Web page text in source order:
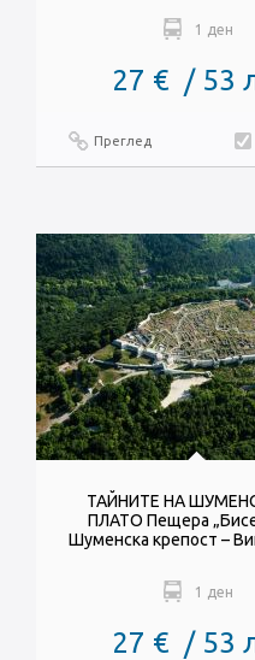
1 ден
27 € / 53
Преглед
ТАЙНИТЕ НА
ПЛАТО Пещера
Шуменска крепост –
1 ден
27 € / 53